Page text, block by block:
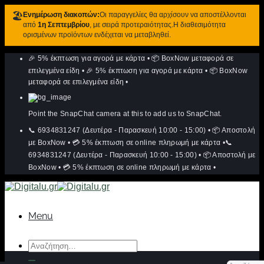
🏖️ Ενημέρωση διακοπών:Οι παραγγελίες θα αρχίσουν να αποστέλλονται
από 1η Σεπτεμβρίου, με σειρά προτεραιότητας.Η διαθεσιμότητα
ορισμένων προϊόντων ενδέχεται να μεταβληθεί.
περιεχόμενο
🎉 5% έκπτωση για αγορά με κάρτα • 📦 BoxNow μεταφορά σε
επιλεγμένα είδη • 🎉 5% έκπτωση για αγορά με κάρτα • 📦 BoxNow
μεταφορά σε επιλεγμένα είδη •
Point the SnapChat camera at this to add us to SnapChat.
📞 6934831247 (Δευτέρα - Παρασκευή 10:00 - 15:00) • 📦 Αποστολή
με BoxNow • 💳 5% έκπτωση σε online πληρωμή με κάρτα •📞
6934831247 (Δευτέρα - Παρασκευή 10:00 - 15:00) • 📦 Αποστολή με
BoxNow • 💳 5% έκπτωση σε online πληρωμή με κάρτα •
Menu
Αναζήτηση
για: